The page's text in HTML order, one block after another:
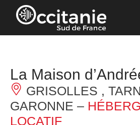
Panneau de gestion des cookies
La Maison
GRISOLLES ,
GARONNE –
LOCATIF